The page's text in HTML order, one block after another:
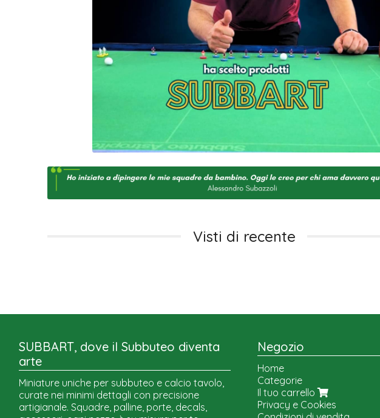
Visti di recente
SUBBART, dove il Subbuteo diventa
arte
Miniature uniche per subbuteo e calcio tavolo,
curate nei minimi dettagli con precisione
artigianale. Squadre, palline, porte, decals,
Negozio
Home
Categorie
Il tuo carrello
Privacy e Cookies